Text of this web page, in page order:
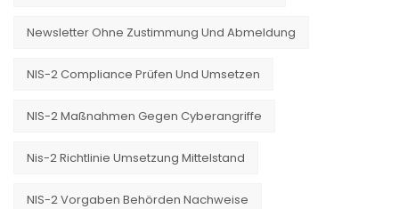
Newsletter Ohne Zustimmung Und Abmeldung
NIS-2 Compliance Prüfen Und Umsetzen
NIS-2 Maßnahmen Gegen Cyberangriffe
Nis-2 Richtlinie Umsetzung Mittelstand
NIS-2 Vorgaben Behörden Nachweise